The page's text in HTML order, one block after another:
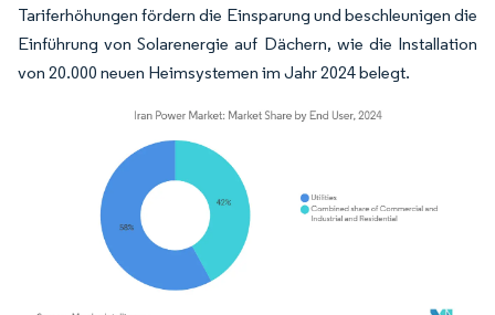
Tariferhöhungen fördern die Einsparung und beschleunigen die
Einführung von Solarenergie auf Dächern, wie die Installation
von 20.000 neuen Heimsystemen im Jahr 2024 belegt.